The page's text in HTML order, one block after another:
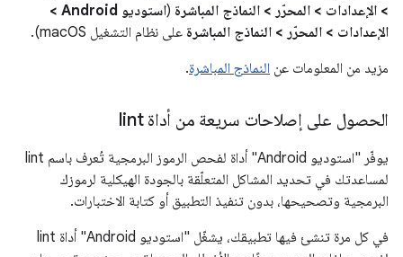
> الإعدادات > المحرّر > النماذج المباشرة (
استوديو Android >
الإعدادات > المحرّر > النماذج المباشرة على نظام التشغيل macOS).
مزيد من المعلومات عن النماذج المباشرة.
الحصول على إصلاحات سريعة من أداة lint
يوفّر "استوديو Android" أداة لفحص الرموز البرمجية تُعرف باسم lint
لمساعدتك في تحديد المشاكل المتعلّقة بالجودة الهيكلية لرموزك
البرمجية وتصحيحها، بدون تنفيذ التطبيق أو كتابة الاختبارات.
في كل مرة تنشئ فيها تطبيقك، يشغّل "استوديو Android" أداة lint